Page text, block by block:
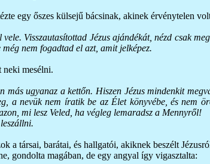
egy őszes külsejű bácsinak, akinek érvénytelen
Visszautasítottad Jézus ajándékát, nézd csak
nem fogadtad el azt, amit jelképez.
neki mesélni.
ugyanaz a kettőn. Hiszen Jézus mindenkit
a nevük nem íratik be az Élet könyvébe, és nem
mi lesz Veled, ha végleg lemaradsz a Mennyről!
a társai, barátai, és hallgatói, akiknek beszélt
gondolta magában, de egy angyal így vigasztalta: